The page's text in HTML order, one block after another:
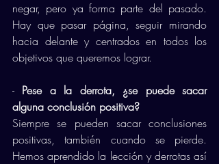
negar, pero ya forma parte del pasado.
Hay que pasar página, seguir mirando
hacia delante y centrados en todos los
objetivos que queremos lograr.
- Pese a la derrota, ¿se puede sacar
alguna conclusión positiva?
Siempre se pueden sacar conclusiones
positivas, también cuando se pierde.
Hemos aprendido la lección y derrotas así